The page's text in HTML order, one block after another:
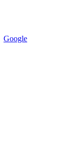
Google